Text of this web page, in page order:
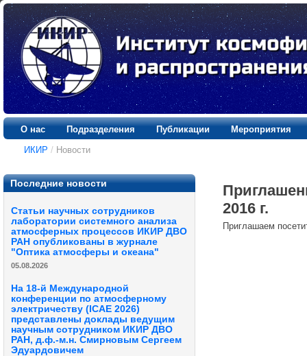
О нас Подразделения Публикации
Мероприятия
ИКИР / Новости
Последние новости
Статьи научных сотрудников
лаборатории системного анализа
атмосферных процессов ИКИР ДВО
РАН опубликованы в журнале
"Оптика атмосферы и океана"
05.08.2026
На 18-й Международной
конференции по атмосферному
электричеству (ICAE 2026)
представлены доклады ведущим
научным сотрудником ИКИР ДВО
РАН, д.ф.-м.н. Смирновым Сергеем
Эдуардовичем
2016 г.
Приглашаем